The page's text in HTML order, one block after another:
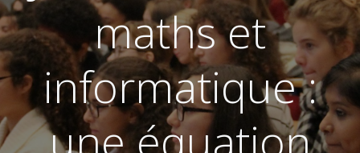
maths et
informatique :
une équation